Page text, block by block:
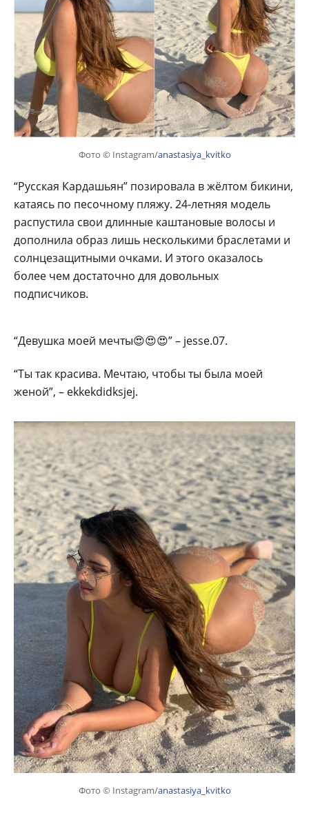
Фото © Instagram/anastasiya_kvitko
“Русская Кардашьян” позировала в жёлтом бикини,
катаясь по песочному пляжу. 24-летняя модель
распустила свои длинные каштановые волосы и
дополнила образ лишь несколькими браслетами и
солнцезащитными очками. И этого оказалось
более чем достаточно для довольных
подписчиков.
“Девушка моей мечты😍😍😍” – jesse.07.
“Ты так красива. Мечтаю, чтобы ты была моей
женой”, – ekkekdidksjej.
Фото © Instagram/anastasiya_kvitko